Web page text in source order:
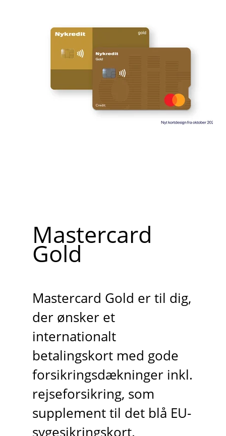
Mastercard
Gold
Mastercard Gold er til dig,
der ønsker et
internationalt
betalingskort med gode
forsikringsdækninger inkl.
rejseforsikring, som
supplement til det blå EU-
sygesikringskort.